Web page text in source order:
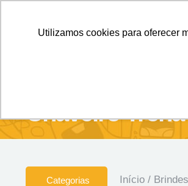
Utilizamos cookies para oferecer
Chaveiro Trena
Categorias Início/